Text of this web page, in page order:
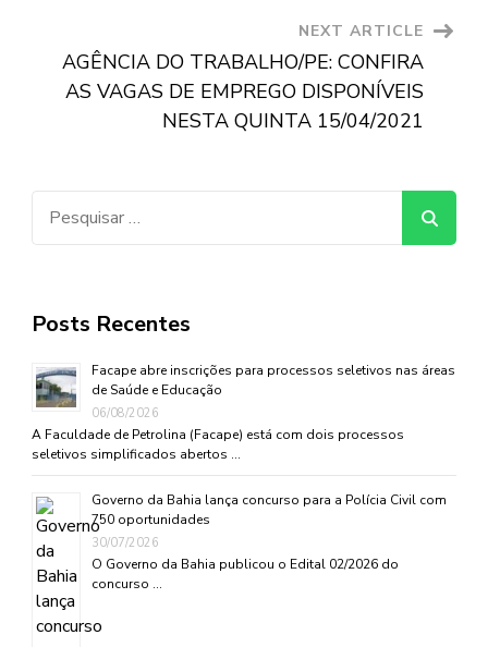
NEXT ARTICLE
AGÊNCIA DO TRABALHO/PE: CONFIRA
AS VAGAS DE EMPREGO DISPONÍVEIS
NESTA QUINTA 15/04/2021
Posts Recentes
Facape abre inscrições para processos seletivos nas áreas
de Saúde e Educação
06/08/2026
A Faculdade de Petrolina (Facape) está com dois processos
seletivos simplificados abertos …
Governo da Bahia lança concurso para a Polícia Civil com
750 oportunidades
30/07/2026
O Governo da Bahia publicou o Edital 02/2026 do
concurso …